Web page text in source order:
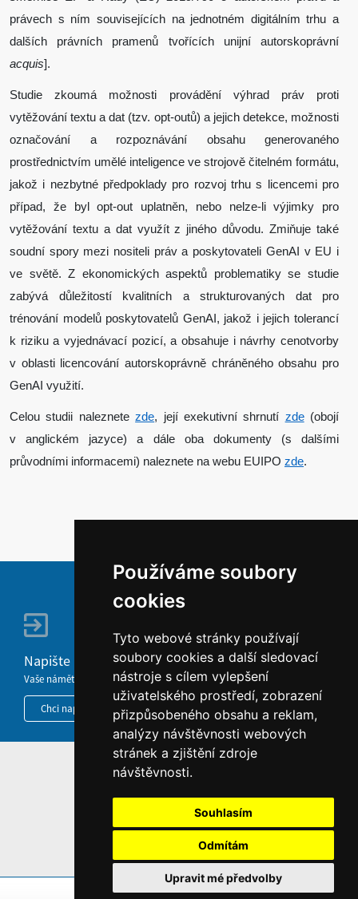
Používáme soubory
cookies
Tyto webové stránky používají
soubory cookies a další sledovací
nástroje s cílem vylepšení
uživatelského prostředí, zobrazení
přizpůsobeného obsahu a reklam,
analýzy návštěvnosti webových
stránek a zjištění zdroje
návštěvnosti.
Souhlasím
Odmítám
Upravit mé předvolby
právech s ním souvisejících na jednotném digitálním trhu a
dalších právních pramenů tvořících unijní autorskoprávní
acquis].
Studie zkoumá možnosti provádění výhrad práv proti
vytěžování textu a dat (tzv. opt-outů) a jejich detekce, možnosti
označování a rozpoznávání obsahu generovaného
prostřednictvím umělé inteligence ve strojově čitelném formátu,
jakož i nezbytné předpoklady pro rozvoj trhu s licencemi pro
případ, že byl opt-out uplatněn, nebo nelze-li výjimky pro
vytěžování textu a dat využít z jiného důvodu. Zmiňuje také
soudní spory mezi nositeli práv a poskytovateli GenAI v EU i
ve světě. Z ekonomických aspektů problematiky se studie
zabývá důležitostí kvalitních a strukturovaných dat pro
trénování modelů poskytovatelů GenAI, jakož i jejich tolerancí
k riziku a vyjednávací pozicí, a obsahuje i návrhy cenotvorby
v oblasti licencování autorskoprávně chráněného obsahu pro
GenAI využití.
Celou studii naleznetezde, její exekutivní shrnutí zde(obojí
v anglickém jazyce) a dále oba dokumenty (s dalšími
průvodními informacemi) naleznete na webu EUIPO zde.
Napište nám
Vaše náměty, komentáře, připomínky a dotazy nezůstanou bez odezvy.
Chci napsat MKČR
HOME
INFORMACE O WEBU